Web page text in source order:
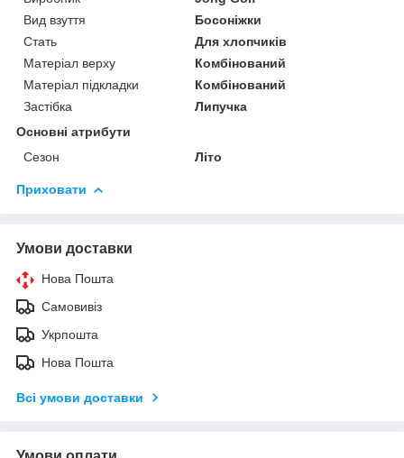
Вид взуття
Босоніжки
Стать
Для хлопчиків
Матеріал верху
Комбінований
Матеріал підкладки
Комбінований
Застібка
Липучка
Основні атрибути
Сезон
Літо
Приховати
Умови доставки
Нова Пошта
Самовивіз
Укрпошта
Нова Пошта
Всі умови доставки